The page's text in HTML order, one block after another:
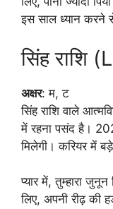
इस साल ध्यान करने
सिंह राशि
अक्षर: म, ट
सिंह राशि वाले
में रहना पसंद है।
मिलेगी। करियर में
प्यार में, तुम्हारा
लिए, अपनी रीढ़ की